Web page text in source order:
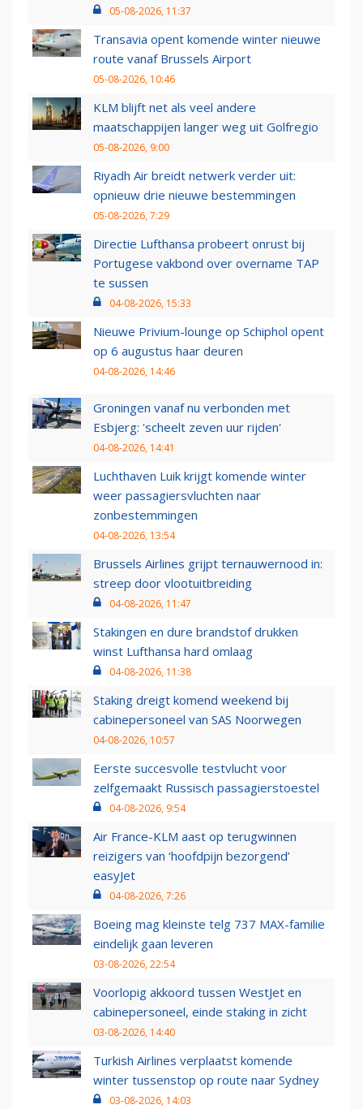
05-08-2026, 11:37
Transavia opent komende winter nieuwe
route vanaf Brussels Airport
05-08-2026, 10:46
KLM blijft net als veel andere
maatschappijen langer weg uit Golfregio
05-08-2026, 9:00
Riyadh Air breidt netwerk verder uit:
opnieuw drie nieuwe bestemmingen
05-08-2026, 7:29
Directie Lufthansa probeert onrust bij
Portugese vakbond over overname TAP
te sussen
04-08-2026, 15:33
Nieuwe Privium-lounge op Schiphol opent
op 6 augustus haar deuren
04-08-2026, 14:46
Groningen vanaf nu verbonden met
Esbjerg: 'scheelt zeven uur rijden'
04-08-2026, 14:41
Luchthaven Luik krijgt komende winter
weer passagiersvluchten naar
zonbestemmingen
04-08-2026, 13:54
Brussels Airlines grijpt ternauwernood in:
streep door vlootuitbreiding
04-08-2026, 11:47
Stakingen en dure brandstof drukken
winst Lufthansa hard omlaag
04-08-2026, 11:38
Staking dreigt komend weekend bij
cabinepersoneel van SAS Noorwegen
04-08-2026, 10:57
Eerste succesvolle testvlucht voor
zelfgemaakt Russisch passagierstoestel
04-08-2026, 9:54
Air France-KLM aast op terugwinnen
reizigers van ‘hoofdpijn bezorgend’
easyJet
04-08-2026, 7:26
Boeing mag kleinste telg 737 MAX-familie
eindelijk gaan leveren
03-08-2026, 22:54
Voorlopig akkoord tussen WestJet en
cabinepersoneel, einde staking in zicht
03-08-2026, 14:40
Turkish Airlines verplaatst komende
winter tussenstop op route naar Sydney
03-08-2026, 14:03